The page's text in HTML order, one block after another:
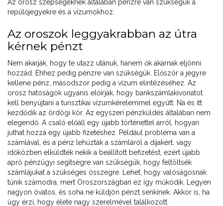
Az orosz szépségeknek általában pénzre van szükségük a
repülőjegyekre és a vízumokhoz.
Az oroszok leggyakrabban az útra
kérnek pénzt
Nem akarják, hogy te utazz utánuk, hanem ők akarnak eljönni
hozzád. Ehhez pedig pénzre van szükségük. Először a jegyre
kellene pénz, másodszor pedig a vízum elintézéséhez. Az
orosz hatóságok ugyanis előírják, hogy bankszámlakivonatot
kell benyújtani a turisztikai vízumkérelemmel együtt. Na és itt
kezdődik az ördögi kör. Az egyszeri pénzküldés általában nem
elegendő. A csaló előáll egy újabb történettel arról, hogyan
juthat hozzá egy újabb fizetéshez. Például probléma van a
számlával, és a pénz lehúzták a számláról a díjakért, vagy
időközben elküldték nekik a beállított befizetést, ezért újabb
apró pénzügyi segítségre van szükségük, hogy feltöltsék
számlájukat a szükséges összegre. Lehet, hogy valóságosnak
tűnik számodra, mert Oroszországban ez így működik. Legyen
nagyon óvatos, és soha ne küldjön pénzt senkinek. Akkor is, ha
úgy érzi, hogy élete nagy szerelmével találkozott.